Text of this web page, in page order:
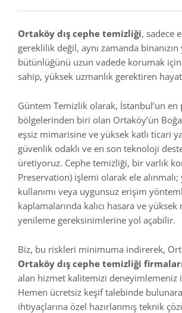
Ortaköy dış cephe temizliği, sadece
gereklilik değil, aynı zamanda binanızın
bütünlüğünü uzun vadede korumak
sahip, yüksek uzmanlık gerektiren
Güntem Temizlik olarak, İstanbul’un
bölgelerinden biri olan Ortaköy’ün
eşsiz mimarisine ve yüksek katlı ticari
güvenlik odaklı ve en son teknoloji
üretiyoruz. Cephe temizliği, bir varlık
Preservation) işlemi olarak ele alınmalı;
kullanımı veya uygunsuz erişim
kaplamalarında kalıcı hasara ve
yenileme gereksinimlerine yol açabilir.
Biz, bu riskleri minimuma indirerek,
Ortaköy dış cephe temizliği
alan hizmet kalitemizi deneyimlemeniz
Hemen ücretsiz keşif talebinde
ihtiyaçlarına özel hazırlanmış teknik